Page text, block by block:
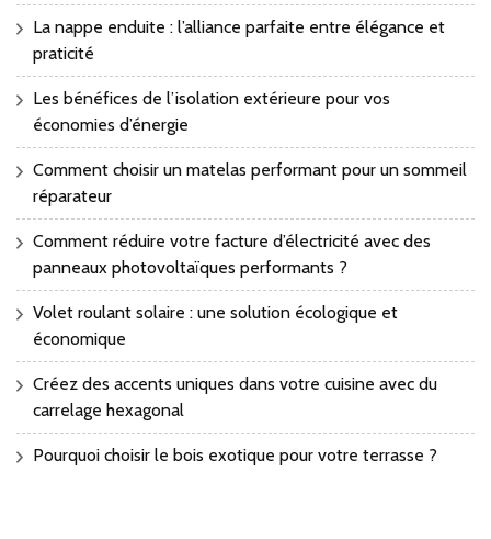
La nappe enduite : l’alliance parfaite entre élégance et
praticité
Les bénéfices de l’isolation extérieure pour vos
économies d’énergie
Comment choisir un matelas performant pour un sommeil
réparateur
Comment réduire votre facture d’électricité avec des
panneaux photovoltaïques performants ?
Volet roulant solaire : une solution écologique et
économique
Créez des accents uniques dans votre cuisine avec du
carrelage hexagonal
Pourquoi choisir le bois exotique pour votre terrasse ?